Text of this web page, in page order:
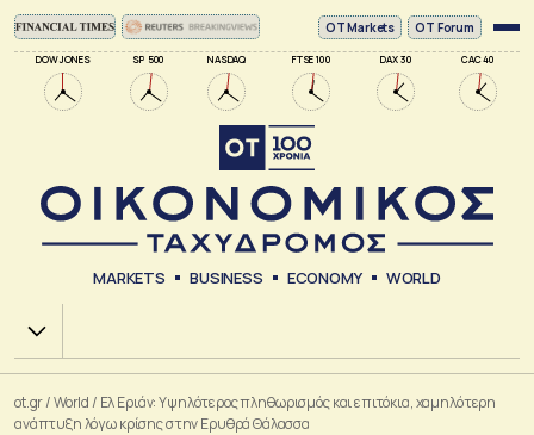
DOW JONES SP 500 NASDAQ FTSE 100 DAX 30 CAC 40
ΟΤ Markets OT Forum
MARKETS BUSINESS ECONOMY WORLD
Χ.Α.
ot.gr/World / Ελ Εριάν: Υψηλότερος πληθωρισμός και επιτόκια, χαμηλότερη
ανάπτυξη λόγω κρίσης στην Ερυθρά Θάλασσα